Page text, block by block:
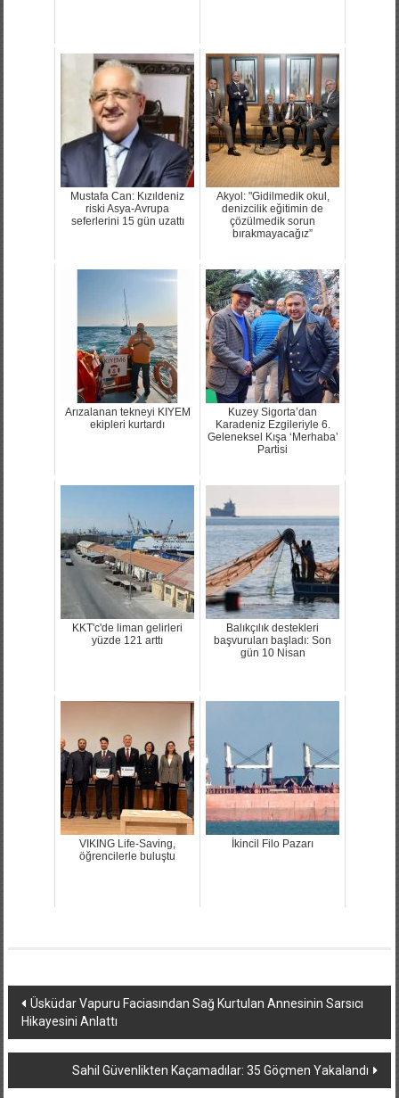
Mustafa Can: Kızıldeniz
riski Asya-Avrupa
seferlerini 15 gün uzattı
Akyol: "Gidilmedik okul,
denizcilik eğitimin de
çözülmedik sorun
bırakmayacağız”
Arızalanan tekneyi KIYEM
ekipleri kurtardı
Kuzey Sigorta’dan
Karadeniz Ezgileriyle 6.
Geleneksel Kışa ‘Merhaba’
Partisi
KKT'c'de liman gelirleri
yüzde 121 arttı
Balıkçılık destekleri
başvuruları başladı: Son
gün 10 Nisan
VIKING Life-Saving,
öğrencilerle buluştu
İkincil Filo Pazarı
Yazı
dolaşımı
Üsküdar Vapuru Faciasından Sağ Kurtulan Annesinin Sarsıcı
Hikayesini Anlattı
Sahil Güvenlikten Kaçamadılar: 35 Göçmen Yakalandı